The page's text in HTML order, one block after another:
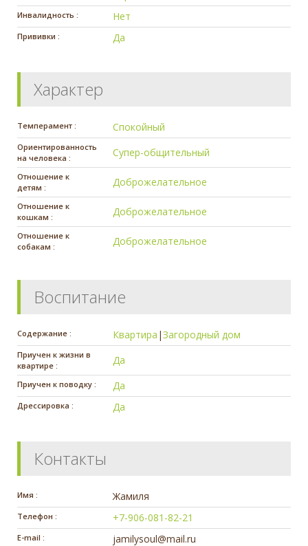
Инвалидность : Нет
Прививки : Да
Характер
Темперамент : Спокойный
Ориентированность
на человека :
Супер-общительный
Отношение к
детям :
Доброжелательное
Отношение к
кошкам :
Доброжелательное
Отношение к
собакам :
Доброжелательное
Воспитание
Содержание : Квартира |Загородный дом
Приучен к жизни в
квартире :
Да
Приучен к поводку : Да
Дрессировка : Да
Контакты
Имя : Жамиля
Телефон : +7-906-081-82-21
E-mail : jamilysoul@mail.ru